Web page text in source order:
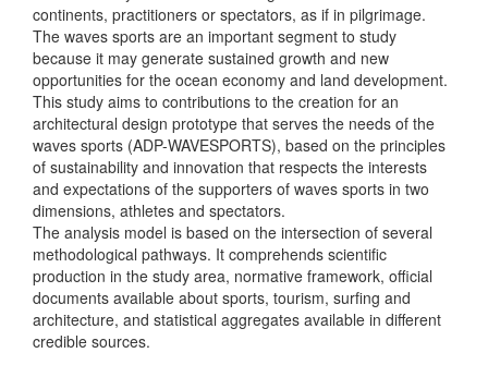
continents, practitioners or spectators, as if in pilgrimage.
The waves sports are an important segment to study
because it may generate sustained growth and new
opportunities for the ocean economy and land development.
This study aims to contributions to the creation for an
architectural design prototype that serves the needs of the
waves sports (ADP-WAVESPORTS), based on the principles
of sustainability and innovation that respects the interests
and expectations of the supporters of waves sports in two
dimensions, athletes and spectators.
The analysis model is based on the intersection of several
methodological pathways. It comprehends scientific
production in the study area, normative framework, official
documents available about sports, tourism, surfing and
architecture, and statistical aggregates available in different
credible sources.